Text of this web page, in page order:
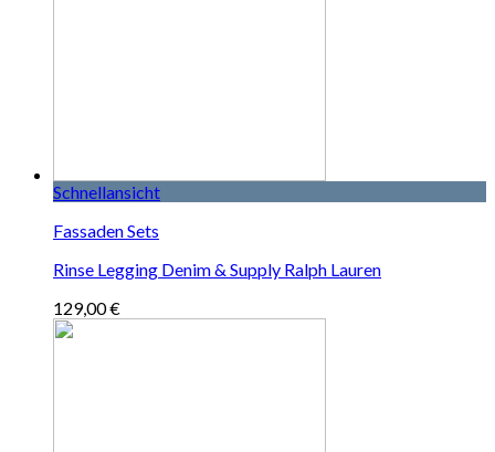
Schnellansicht
Fassaden Sets
Rinse Legging Denim & Supply Ralph Lauren
129,00€